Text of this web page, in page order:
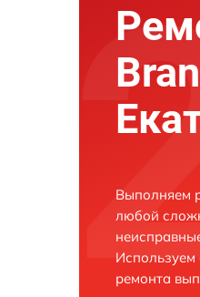
Выполняем
любой
Используем
ремонта